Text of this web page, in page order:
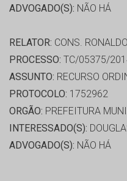
ADVOGADO(S): NÃO HÁ
RELATOR: CONS.
PROCESSO: TC/05375/
ASSUNTO: RECURSO
PROTOCOLO: 1752962
ORGÃO: PREFEITURA
INTERESSADO(S):
ADVOGADO(S): NÃO HÁ